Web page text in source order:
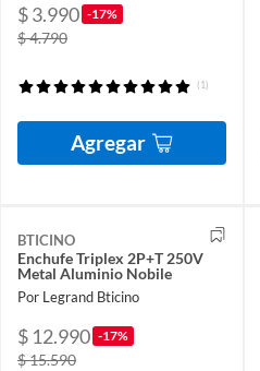
$ 3.990 -17%
$ 4.790
(1)
Agregar
BTICINO
Enchufe Triplex 2P+T 250V
Metal Aluminio Nobile
Por Legrand Bticino
$ 12.990 -17%
$ 15.590